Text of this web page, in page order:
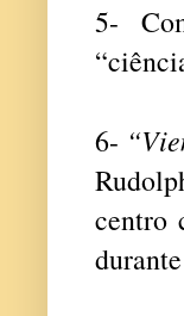
5-
6-
centro